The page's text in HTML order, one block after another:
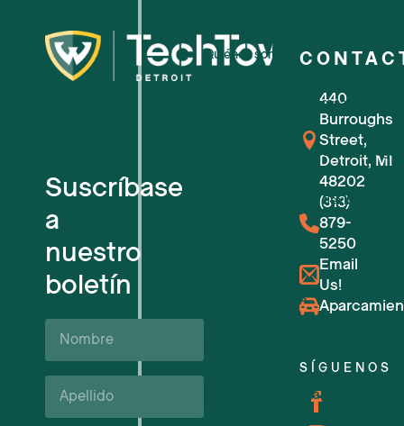
Suscríbase
a
nuestro
boletín
Nombre
Apellido*
Quiénes somos
Para pequeñas empresas
Para nuevas empresas
Espacios de trabajo flexibles
Próximos eventos
Carreras profesionales
440
Burroughs
Street,
Detroit, MI
48202
(313)
879-
5250
Email
Us!
SÍGUENOS